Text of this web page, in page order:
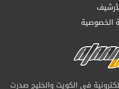
الخصوصية
في الكويت والخليج صدرت